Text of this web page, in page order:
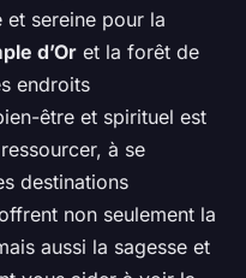
sereine pour la
d’Or et la forêt de
endroits
être et spirituel est
à se
destinations
non seulement la
aussi la sagesse et